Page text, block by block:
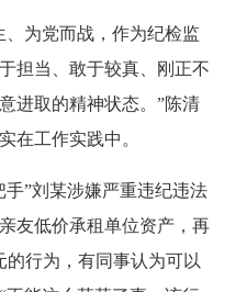
为党而战，作为纪检监
担当、敢于较真、刚正不
进取的精神状态。”陈清
在工作实践中。
”刘某涉嫌严重违纪违法
友低价承租单位资产，再
的行为，有同事认为可以